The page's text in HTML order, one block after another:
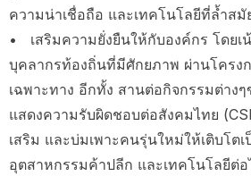
ความน่าเชื่อถือ และเทคโนโลยีที่ล้ำสมั
• เสริมความยั่งยืนให้กับองค์กร โดยเ
บุคลากรท้องถิ่นที่มีศักยภาพ ผ่านโครง
เฉพาะทาง อีกทั้ง สานต่อกิจกรรมต่าง
แสดงความรับผิดชอบต่อสังคมไทย
เสริม และบ่มเพาะคนรุ่นใหม่ให้เติบโต
อุตสาหกรรมค้าปลีก และเทคโนโลยีต่อ